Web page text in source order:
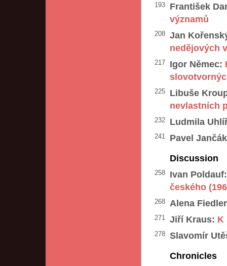
193
František
významů
208
Jan
nedějových
217 Igor Němec:
225
Libuše
nevlastních
232 Ludmila
241
Pavel
Discussion
258
Ivan Poldauf:
českého
268 Alena
271 Jiří Kraus: K
278
Slavomír
Chronicles